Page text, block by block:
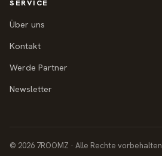
SERVICE
Über uns
Kontakt
Werde Partner
Newsletter
© 2026 7ROOMZ · Alle Rechte vorbehalten